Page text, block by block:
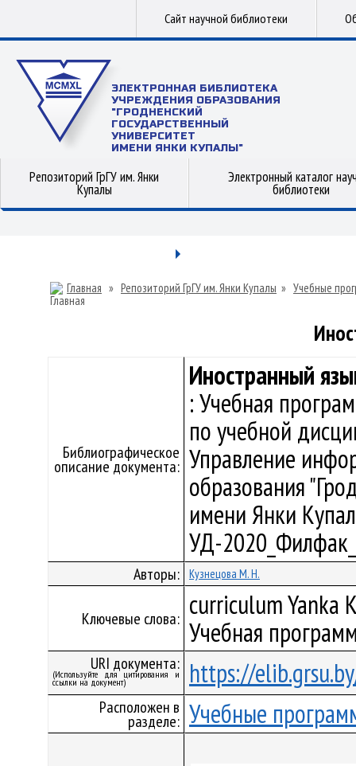
Сайт научной библиотеки
ЭЛЕКТРОННАЯ БИБЛИОТЕКА
УЧРЕЖДЕНИЯ ОБРАЗОВАНИЯ
"ГРОДНЕНСКИЙ
ГОСУДАРСТВЕННЫЙ
УНИВЕРСИТЕТ
ИМЕНИ ЯНКИ КУПАЛЫ"
Репозиторий ГрГУ им. Янки
Купалы
Электронный каталог
библиотеки
Главная » Репозиторий ГрГУ им. Янки Купалы » Учебные
Библиографическое
описание документа:
Иностранный
: Учебная
по учебной
Управление
образования
имени Янки
УД-
Авторы: Кузнецова М. Н.
Ключевые слова: curriculum Yanka
Учебная
URI документа:
(Используйте для цитирования и
ссылки на документ) https://
Расположен в
разделе: Учебные